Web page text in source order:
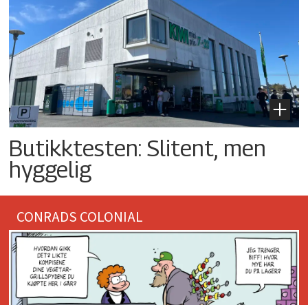
Butikktesten: Slitent, men
hyggelig
CONRADS COLONIAL